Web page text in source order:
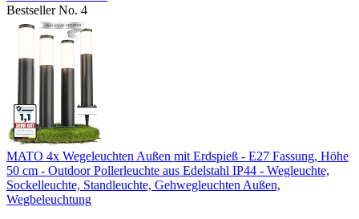
Bestseller No. 4
MATO 4x Wegeleuchten Außen mit Erdspieß - E27 Fassung, Höhe
50 cm - Outdoor Pollerleuchte aus Edelstahl IP44 - Wegleuchte,
Sockelleuchte, Standleuchte, Gehwegleuchten Außen,
Wegbeleuchtung